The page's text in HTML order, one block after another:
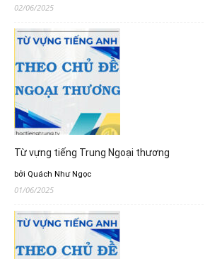
02/06/2025
Từ vựng tiếng Trung Ngoại thương
bởi Quách Như Ngọc
01/06/2025